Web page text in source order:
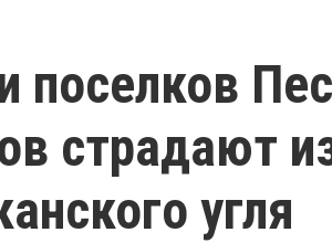
поселков
страдают
угля